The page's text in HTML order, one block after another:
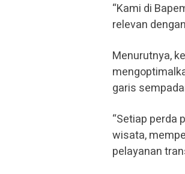
“Kami di
relevan
Menurutnya,
garis
“Setiap perda
wisata,
pelayanan